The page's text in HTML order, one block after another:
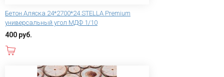
Бетон Аляска 24*2700*24 STELLA Premium
универсальный угол МДФ 1/10
400 руб.